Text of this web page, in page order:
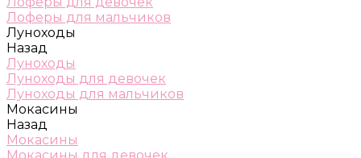
Лоферы для мальчиков
Луноходы
Назад
Луноходы
Луноходы для девочек
Луноходы для мальчиков
Мокасины
Назад
Мокасины